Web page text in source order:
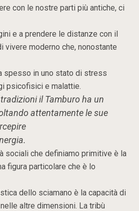
con le nostre parti più antiche, ci
e a prendere le distanze con il
vivere moderno che, nonostante
spesso in uno stato di stress
psicofisici e malattie.
il Tamburo ha un
attentamente le sue
sociali che definiamo primitive è la
figura particolare che è lo
dello sciamano è la capacità di
altre dimensioni. La tribù